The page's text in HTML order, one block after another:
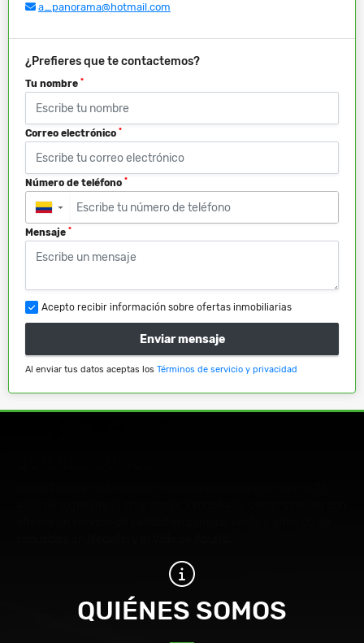
a_panorama@hotmail.com
¿Prefieres que te contactemos?
Tu nombre *
Correo electrónico *
Número de teléfono *
▼
Mensaje *
Acepto recibir información sobre ofertas inmobiliarias
Enviar mensaje
Al enviar tus datos aceptas los Términos de servicio y privacidad
QUIÉNES SOMOS